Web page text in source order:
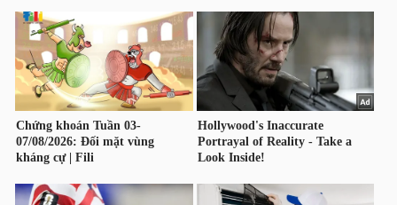
HÓA
KINH
TẾ